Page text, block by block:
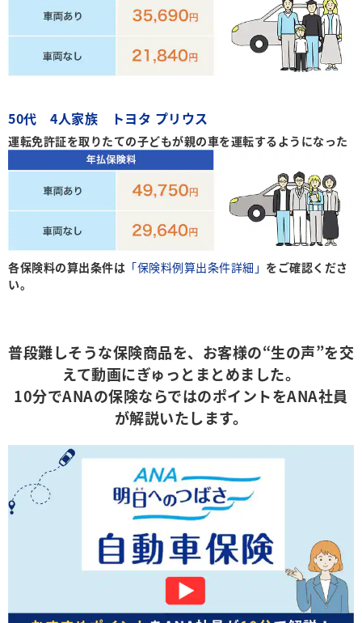
50代 4人家族 トヨタ プリウス
運転免許証を取りたての子どもが親の車を運転するようになった
各保険料の算出条件は 「保険料例算出条件詳細」 をご確認くださ
い。
普段難しそうな保険商品を、お客様の“生の声”を交
えて動画にぎゅっとまとめました。
10分でANAの保険ならではのポイントをANA社員
が解説いたします。